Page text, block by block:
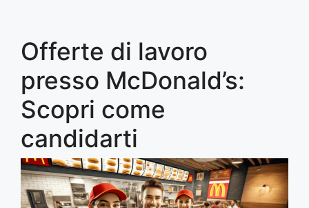
Offerte di lavoro
presso McDonald’s:
Scopri come
candidarti